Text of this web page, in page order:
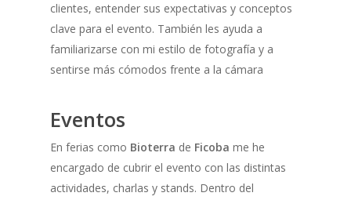
clientes, entender sus expectativas y conceptos
clave para el evento. También les ayuda a
familiarizarse con mi estilo de fotografía y a
sentirse más cómodos frente a la cámara
Eventos
En ferias como Bioterra de Ficoba me he
encargado de cubrir el evento con las distintas
actividades, charlas y stands. Dentro del